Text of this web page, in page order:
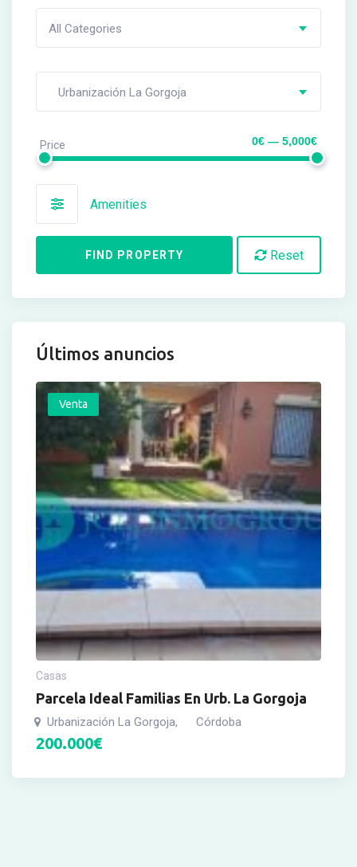
All Categories
Urbanización La Gorgoja
Price 0€ — 5,000€
Amenities
FIND PROPERTY Reset
Últimos anuncios
Venta
Casas
Parcela Ideal Familias En Urb. La Gorgoja
Urbanización La Gorgoja, Córdoba
200.000€